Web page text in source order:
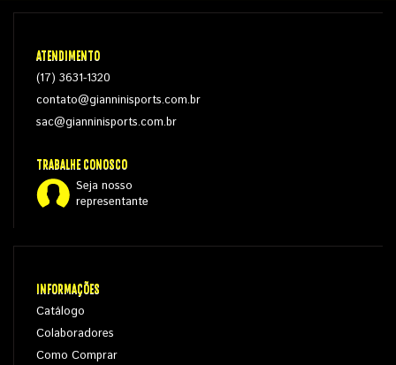
ATENDIMENTO
(17) 3631-1320
contato@gianninisports.com.br
sac@gianninisports.com.br
TRABALHE CONOSCO
Seja nosso
representante
INFORMAÇÕES
Catálogo
Colaboradores
Como Comprar